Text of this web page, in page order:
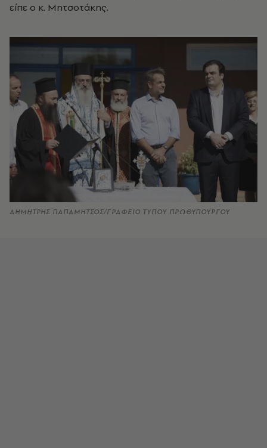
είπε ο κ. Μητσοτάκης.
ΔΗΜΗΤΡΗΣ ΠΑΠΑΜΗΤΣΟΣ/ΓΡΑΦΕΙΟ ΤΥΠΟΥ ΠΡΩΘΥΠΟΥΡΓΟΥ